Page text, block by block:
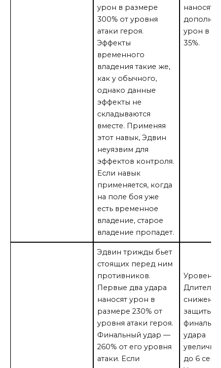
урон в размере
300% от уровня
атаки героя.
Эффекты
временного
владения такие же,
как у обычного,
однако данные
эффекты не
складываются
вместе. Применяя
этот навык, Эдвин
неуязвим для
эффектов контроля.
Если навык
применяется, когда
на поле боя уже
есть временное
владение, старое
владение пропадет.
наносят
урон в
35%.
Эдвин трижды бьет
стоящих перед ним
противников.
Первые два удара
наносят урон в
размере 230% от
уровня атаки героя.
Финальный удар —
260% от его уровня
атаки. Если
Уровень
защиты
удара
до 6 сек.